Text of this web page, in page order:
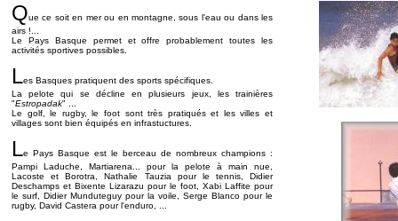
Que ce soit en mer ou en montagne, sous l'eau ou dans les
airs !...
Le Pays Basque permet et offre probablement toutes les
activités sportives possibles.
Les Basques pratiquent des sports spécifiques.
La pelote qui se décline en plusieurs jeux, les trainières
"Estropadak" ...
Le golf, le rugby, le foot sont très pratiqués et les villes et
villages sont bien équipés en infrastuctures.
Le Pays Basque est le berceau de nombreux champions :
Pampi Laduche, Martiarena... pour la pelote à main nue,
Lacoste et Borotra, Nathalie Tauzia pour le tennis, Didier
Deschamps et Bixente Lizarazu pour le foot, Xabi Laffite pour
le surf, Didier Munduteguy pour la voile, Serge Blanco pour le
rugby, David Castera pour l'enduro, ...